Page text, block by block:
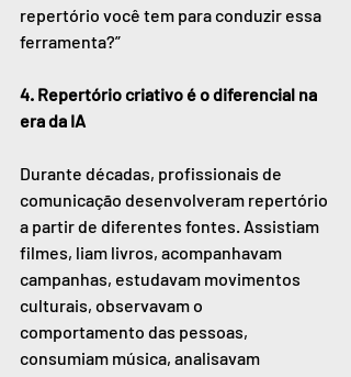
repertório você tem para conduzir essa
ferramenta?”
4. Repertório criativo é o diferencial na
era da IA
Durante décadas, profissionais de
comunicação desenvolveram repertório
a partir de diferentes fontes. Assistiam
filmes, liam livros, acompanhavam
campanhas, estudavam movimentos
culturais, observavam o
comportamento das pessoas,
consumiam música, analisavam